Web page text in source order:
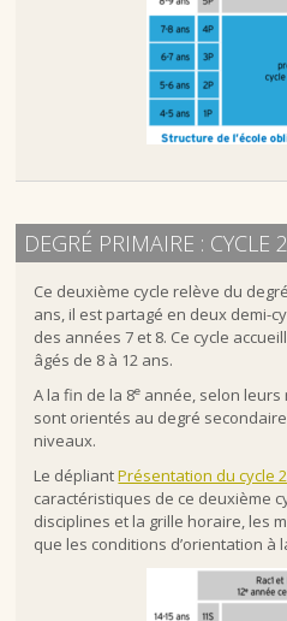
DEGRÉ PRIMAIRE : CYCLE 2
Ce deuxième cycle relève du
ans, il est partagé en deux demi-
des années 7 et 8. Ce cycle
âgés de 8 à 12 ans.
A la fin de la 8e année, selon leurs
sont orientés au degré
niveaux.
Le dépliantPrésentation du cycle 2
caractéristiques de ce deuxième
disciplines et la grille horaire, les
que les conditions d’orientation à